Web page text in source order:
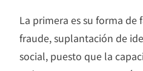
La primera es su forma de
fraude, suplantación de
social, puesto que la